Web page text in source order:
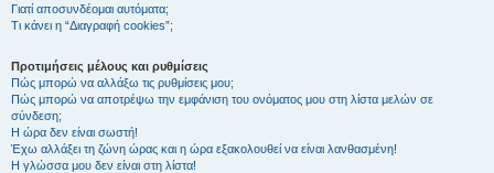
Γιατί αποσυνδέομαι αυτόματα;
Τι κάνει η “Διαγραφή cookies”;
Προτιμήσεις μέλους και ρυθμίσεις
Πώς μπορώ να αλλάξω τις ρυθμίσεις μου;
Πώς μπορώ να αποτρέψω την εμφάνιση του ονόματος μου στη λίστα μελών σε
σύνδεση;
Η ώρα δεν είναι σωστή!
Έχω αλλάξει τη ζώνη ώρας και η ώρα εξακολουθεί να είναι λανθασμένη!
Η γλώσσα μου δεν είναι στη λίστα!